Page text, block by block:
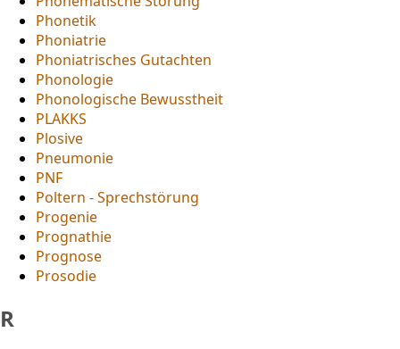
Phonetik
Phoniatrie
Phoniatrisches Gutachten
Phonologie
Phonologische Bewusstheit
PLAKKS
Plosive
Pneumonie
PNF
Poltern - Sprechstörung
Progenie
Prognathie
Prognose
Prosodie
R